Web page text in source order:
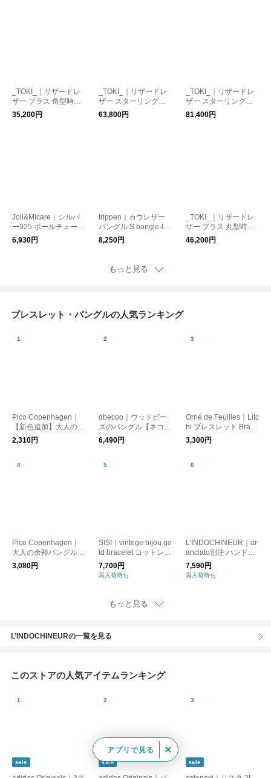
_TOKI_｜リザードレ
ザー ブラス 角型時計
オマージュ ブレスレ
ット proto-001-brass-f
35,200円
_TOKI_｜リザードレ
ザー スターリングシ
ルバー SV925 角型時
計オマージュ ブレス
63,800円
_TOKI_｜リザードレ
ザー スターリングシ
ルバー SV925 丸型時
計オマージュ ブレス
81,400円
Joli&Micare｜シルバ
ー925 ボールチェーン
ブレスレット “Volaf 1
6” vol0406-ms
6,930円
trippen｜カウレザー
バングル S bangle-la
m-rf
8,250円
_TOKI_｜リザードレ
ザー ブラス 丸型時計
オマージュ ブレスレ
ット proto-002-brass-f
46,200円
もっと見る
ブレスレット・バングルの人気ランキング
Pico Copenhagen｜
【新色追加】大人の余
裕バングルAsha
2,310円
dbecoo｜ウッドビー
ズのバングル【ネコポ
ス対応】
6,490円
Orné de Feuilles｜Litc
hi ブレスレット Brace
let Bubble Mary
3,300円
Pico Copenhagen｜
大人の余裕バングルN
ovie
3,080円
SISI｜vintege bijou go
ld bracelet コットンパ
ール 真鍮 ブレスレッ
ト
7,700円
再入荷待ち
L’INDOCHINEUR｜ar
anciato別注 ハンドメ
イド ホーン ブレスレ
ット bjx017-ms ラン
7,590円
再入荷待ち
もっと見る
L’INDOCHINEURの一覧を見る
このストアの人気アイテムランキング
sale sale sale
アプリで見る